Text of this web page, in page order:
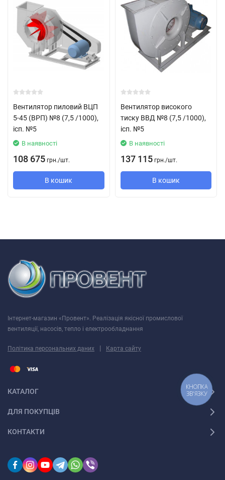
Вентилятор пиловий ВЦП
5-45 (ВРП) №8 (7,5 /1000),
ісп. №5
В наявності
108 675 грн./шт.
В кошик
Вентилятор високого
тиску ВВД №8 (7,5 /1000),
ісп. №5
В наявності
137 115 грн./шт.
В кошик
Інтернет-магазин «Провент». Реалізація якісної промислової
вентиляції, насосів, тепло і електрообладнання
Політика персональних даних | Карта сайту
КАТАЛОГ
ДЛЯ ПОКУПЦІВ
КОНТАКТИ
КНОПКА
ЗВ'ЯЗКУ